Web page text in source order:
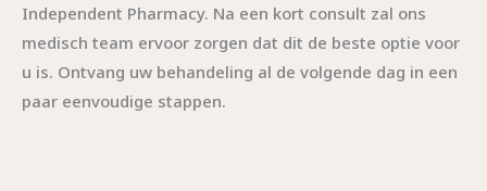
Independent Pharmacy. Na een kort consult zal ons
medisch team ervoor zorgen dat dit de beste optie voor
u is. Ontvang uw behandeling al de volgende dag in een
paar eenvoudige stappen.